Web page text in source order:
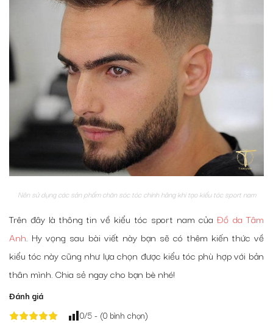
Nên sử dụng các sản phẩm chăn sóc tóc chính hãng khi tạo kiểu tóc sport nam
Trên đây là thông tin về kiểu tóc sport nam của Đồ da Tâm
Anh. Hy vọng sau bài viết này bạn sẽ có thêm kiến thức về
kiểu tóc này cũng như lựa chọn được kiểu tóc phù hợp với bản
thân mình. Chia sẻ ngay cho bạn bè nhé!
Đánh giá
0/5 - (0 bình chọn)